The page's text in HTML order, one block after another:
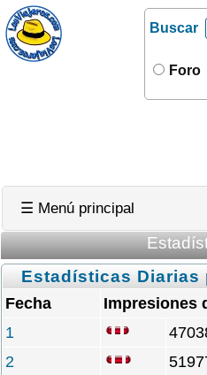
Buscar
Foro
☰ Menú principal
Estadísticas Diarias
Fecha
Impresiones
1
2